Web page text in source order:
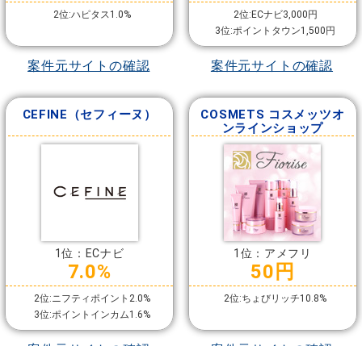
2位:ハピタス1.0%
案件元サイトの確認
2位:ECナビ3,000円
3位:ポイントタウン1,500円
案件元サイトの確認
CEFINE（セフィーヌ）
1位：ECナビ
7.0%
2位:ニフティポイント2.0%
3位:ポイントインカム1.6%
COSMETS コスメッツオ
ンラインショップ
1位：アメフリ
50円
2位:ちょびリッチ10.8%